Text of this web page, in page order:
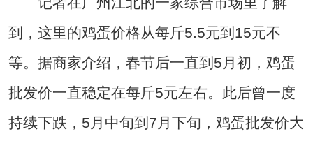
到，这里的鸡蛋价格从每斤5.5元到15元不
等。据商家介绍，春节后一直到5月初，鸡蛋
批发价一直稳定在每斤5元左右。此后曾一度
持续下跌，5月中旬到7月下旬，鸡蛋批发价大